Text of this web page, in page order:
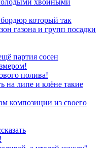
хвойными
который так
газона и групп посадки
партия сосен
полива!
на липе и клёне такие
композиции из своего